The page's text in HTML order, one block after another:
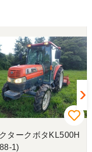
いただきました、香
い、 とても親切に機
ています。 そして、
了しました。 農機リ
ました。
タークボタKL500H
1)